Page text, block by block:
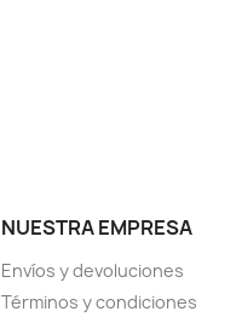
NUESTRA EMPRESA
Envíos y devoluciones
Términos y condiciones